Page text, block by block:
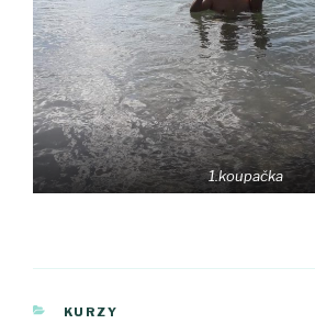
1.koupačka
RUBRIKY
KURZY